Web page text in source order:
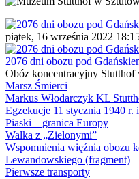
piątek, 16 września 2022
2076 dni obozu pod
Obóz koncentracyjny
Marsz Śmierci
Markus Włodarczyk KL
Egzekucje 11 stycznia 1940 r.
Piaski – granica Europy
Walka z „Zielonymi”
Wspomnienia więźnia obozu
Lewandowskiego (fragment)
Pierwsze transporty